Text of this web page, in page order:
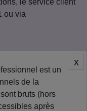
ou via
est un
de la
bruts (hors
après
x